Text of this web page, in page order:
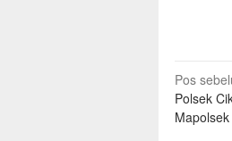
pos
Pos
Polsek